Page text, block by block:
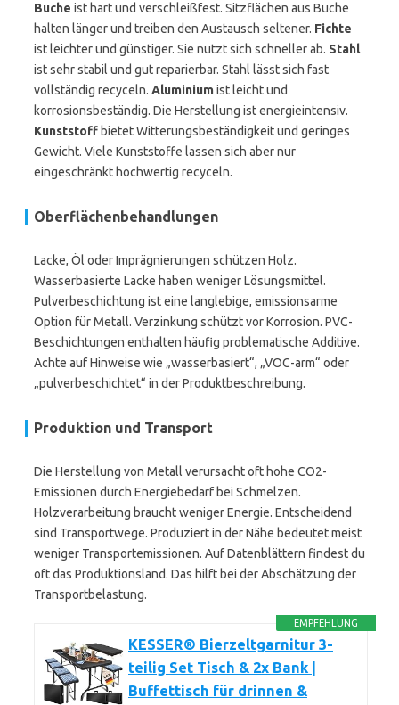
Buche ist hart und verschleißfest. Sitzflächen aus Buche
halten länger und treiben den Austausch seltener. Fichte
ist leichter und günstiger. Sie nutzt sich schneller ab. Stahl
ist sehr stabil und gut reparierbar. Stahl lässt sich fast
vollständig recyceln. Aluminiumist leicht und
korrosionsbeständig. Die Herstellung ist energieintensiv.
Kunststoff bietet Witterungsbeständigkeit und geringes
Gewicht. Viele Kunststoffe lassen sich aber nur
eingeschränkt hochwertig recyceln.
Oberflächenbehandlungen
Lacke, Öl oder Imprägnierungen schützen Holz.
Wasserbasierte Lacke haben weniger Lösungsmittel.
Pulverbeschichtung ist eine langlebige, emissionsarme
Option für Metall. Verzinkung schützt vor Korrosion. PVC-
Beschichtungen enthalten häufig problematische Additive.
Achte auf Hinweise wie „wasserbasiert“, „VOC-arm“ oder
„pulverbeschichtet“ in der Produktbeschreibung.
Produktion und Transport
Die Herstellung von Metall verursacht oft hohe CO2-
Emissionen durch Energiebedarf bei Schmelzen.
Holzverarbeitung braucht weniger Energie. Entscheidend
sind Transportwege. Produziert in der Nähe bedeutet meist
weniger Transportemissionen. Auf Datenblättern findest du
oft das Produktionsland. Das hilft bei der Abschätzung der
Transportbelastung.
EMPFEHLUNG
KESSER® Bierzeltgarnitur 3-
teilig Set Tisch & 2x Bank |
Buffettisch für drinnen &